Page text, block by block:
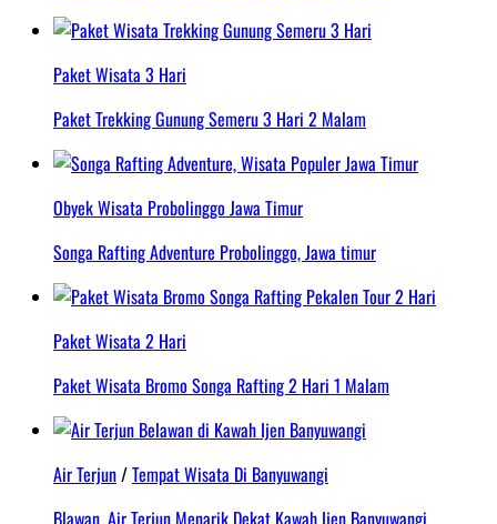
Paket Wisata 3 Hari
Paket Trekking Gunung Semeru 3 Hari 2 Malam
Obyek Wisata Probolinggo Jawa Timur
Songa Rafting Adventure Probolinggo, Jawa timur
Paket Wisata 2 Hari
Paket Wisata Bromo Songa Rafting 2 Hari 1 Malam
Air Terjun/Tempat Wisata Di Banyuwangi
Blawan, Air Terjun Menarik Dekat Kawah Ijen Banyuwangi